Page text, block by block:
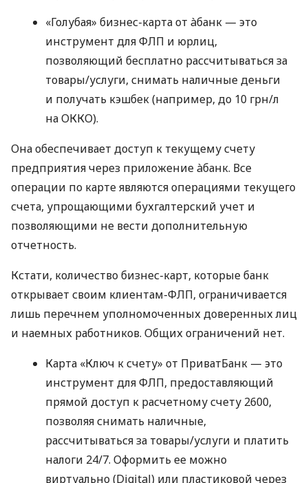
«Голубая» бизнес-карта от àбанк — это
инструмент для ФЛП и юрлиц,
позволяющий бесплатно рассчитываться за
товары/услуги, снимать наличные деньги
и получать кэшбек (например, до 10 грн/л
на ОККО).
Она обеспечивает доступ к текущему счету
предприятия через приложение àбанк. Все
операции по карте являются операциями текущего
счета, упрощающими бухгалтерский учет и
позволяющими не вести дополнительную
отчетность.
Кстати, количество бизнес-карт, которые банк
открывает своим клиентам-ФЛП, ограничивается
лишь перечнем уполномоченных доверенных лиц
и наемных работников. Общих ограничений нет.
Карта «Ключ к счету» от ПриватБанк — это
инструмент для ФЛП, предоставляющий
прямой доступ к расчетному счету 2600,
позволяя снимать наличные,
рассчитываться за товары/услуги и платить
налоги 24/7. Оформить ее можно
виртуально (Digital) или пластиковой через